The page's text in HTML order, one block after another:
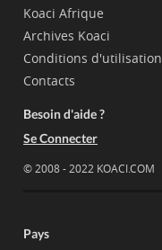
Koaci Afrique
Archives Koaci
Conditions d'utilisation
Contacts
Besoin d'aide ?
Se Connecter
© 2008 - 2022 KOACI.COM
Pays